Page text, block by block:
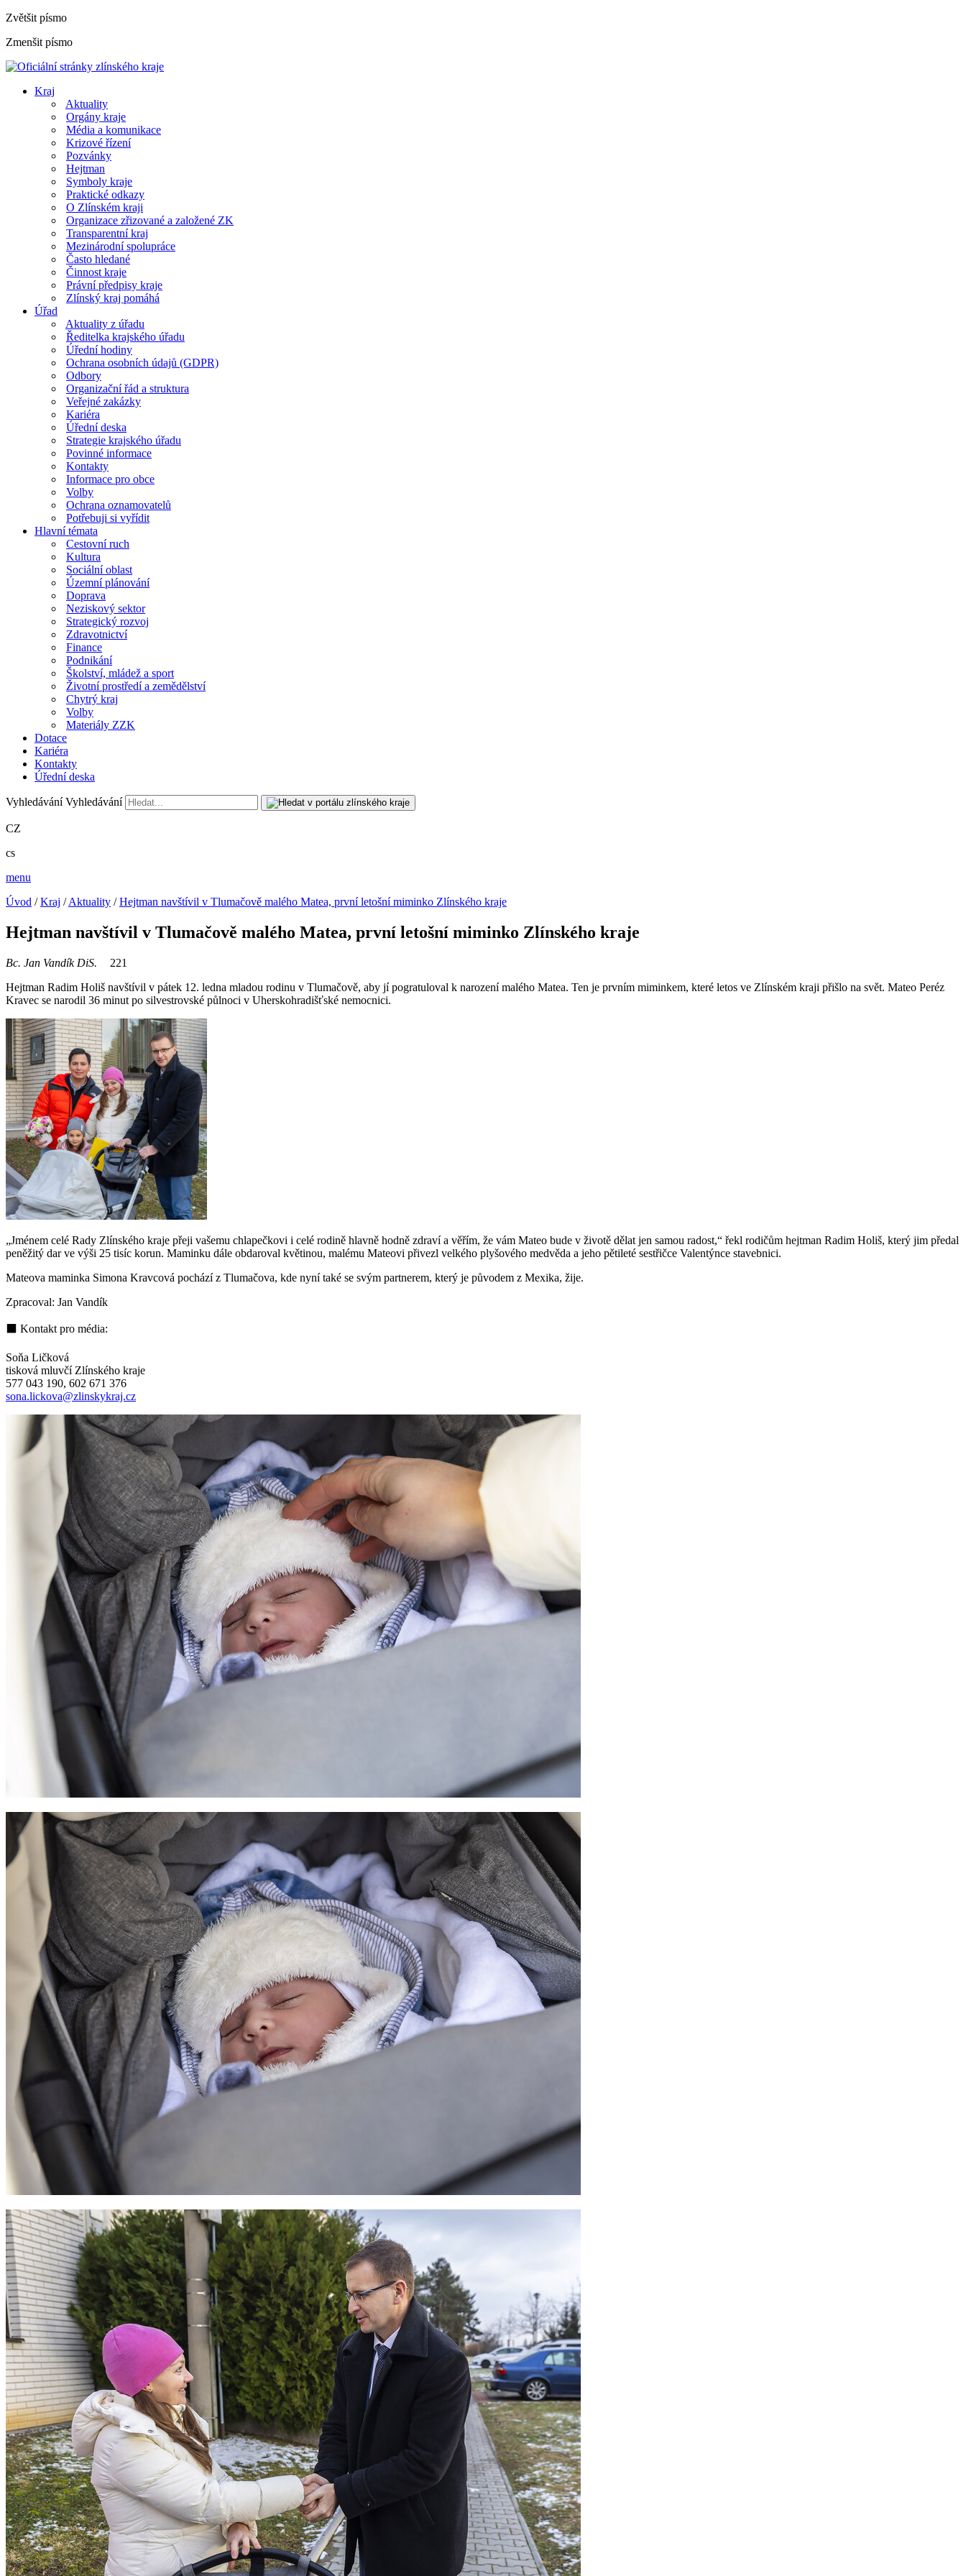
Zvětšit písmo
Zmenšit písmo
Kraj
Aktuality
Orgány kraje
Média a komunikace
Krizové řízení
Pozvánky
Hejtman
Symboly kraje
Praktické odkazy
O Zlínském kraji
Organizace zřizované a založené ZK
Transparentní kraj
Mezinárodní spolupráce
Často hledané
Činnost kraje
Právní předpisy kraje
Zlínský kraj pomáhá
Úřad
Aktuality z úřadu
Ředitelka krajského úřadu
Úřední hodiny
Ochrana osobních údajů (GDPR)
Odbory
Organizační řád a struktura
Veřejné zakázky
Kariéra
Úřední deska
Strategie krajského úřadu
Povinné informace
Kontakty
Informace pro obce
Volby
Ochrana oznamovatelů
Potřebuji si vyřídit
Hlavní témata
Cestovní ruch
Kultura
Sociální oblast
Územní plánování
Doprava
Neziskový sektor
Strategický rozvoj
Zdravotnictví
Finance
Podnikání
Školství, mládež a sport
Životní prostředí a zemědělství
Chytrý kraj
Volby
Materiály ZZK
Dotace
Kariéra
Kontakty
Úřední deska
Vyhledávání Vyhledávání
CZ
cs
menu
Úvod /Kraj /Aktuality /Hejtman navštívil v Tlumačově malého Matea, první letošní miminko Zlínského kraje
Hejtman navštívil v Tlumačově malého Matea, první letošní miminko Zlínského kraje
Bc. Jan Vandík DiS.
221
Hejtman Radim Holiš navštívil v pátek 12. ledna mladou rodinu v Tlumačově, aby jí pogratuloval k narození malého Matea. Ten je prvním miminkem, které letos ve Zlínském kraji přišlo na svět. Mateo Peréz
Kravec se narodil 36 minut po silvestrovské půlnoci v Uherskohradišťské nemocnici.
„Jménem celé Rady Zlínského kraje přeji vašemu chlapečkovi i celé rodině hlavně hodně zdraví a věřím, že vám Mateo bude v životě dělat jen samou radost,“ řekl rodičům hejtman Radim Holiš, který jim předal
peněžitý dar ve výši 25 tisíc korun. Maminku dále obdaroval květinou, malému Mateovi přivezl velkého plyšového medvěda a jeho pětileté sestřičce Valentýnce stavebnici.
Mateova maminka Simona Kravcová pochází z Tlumačova, kde nyní také se svým partnerem, který je původem z Mexika, žije.
Zpracoval: Jan Vandík
⬛ Kontakt pro média:
Soňa Ličková
tisková mluvčí Zlínského kraje
577 043 190, 602 671 376
sona.lickova@zlinskykraj.cz